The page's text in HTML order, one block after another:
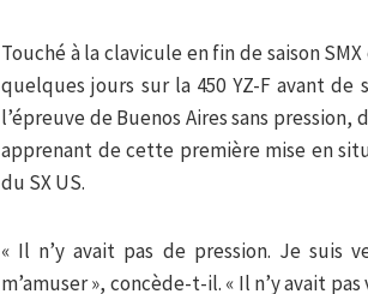
Touché à la clavicule en fin de saison
quelques jours sur la 450 YZ-F avant
l’épreuve de Buenos Aires sans
apprenant de cette première mise en
du SX US.
« Il n’y avait pas de pression. Je suis
m’amuser », concède-t-il. « Il n’y avait